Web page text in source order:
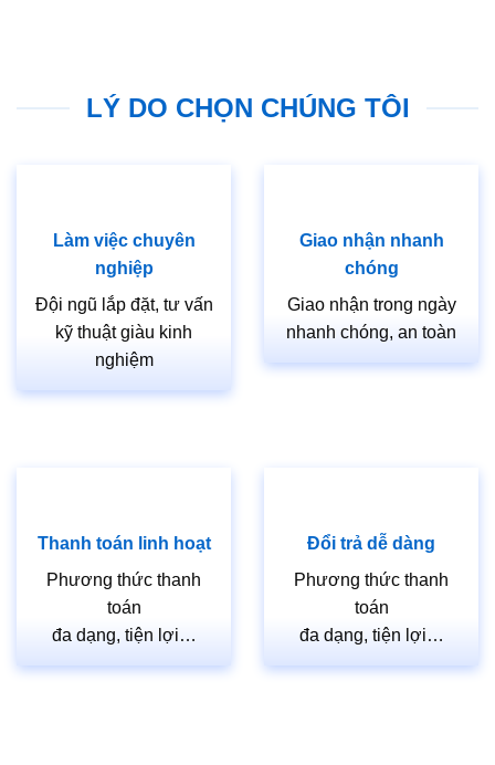
LÝ DO CHỌN CHÚNG TÔI
Làm việc chuyên
nghiệp
Đội ngũ lắp đặt, tư vấn
kỹ thuật giàu kinh
nghiệm
Giao nhận nhanh
chóng
Giao nhận trong ngày
nhanh chóng, an toàn
Thanh toán linh hoạt
Phương thức thanh
toán
đa dạng, tiện lợi…
Đổi trả dễ dàng
Phương thức thanh
toán
đa dạng, tiện lợi…